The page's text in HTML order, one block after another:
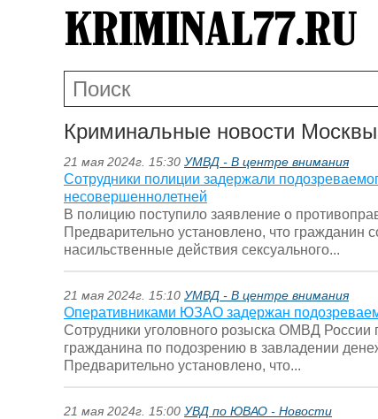
Криминальные новости Москвы
21 мая 2024г. 15:30 УМВД - В центре внимания
Сотрудники полиции задержали
несовершеннолетней
В полицию поступило заявление о
Предварительно установлено, что
насильственные действия сексуального...
21 мая 2024г. 15:10 УМВД - В центре внимания
Оперативниками ЮЗАО задержан
Сотрудники уголовного розыска ОМВД
гражданина по подозрению в завладении
Предварительно установлено, что...
21 мая 2024г. 15:00 УВД по ЮВАО - Новости